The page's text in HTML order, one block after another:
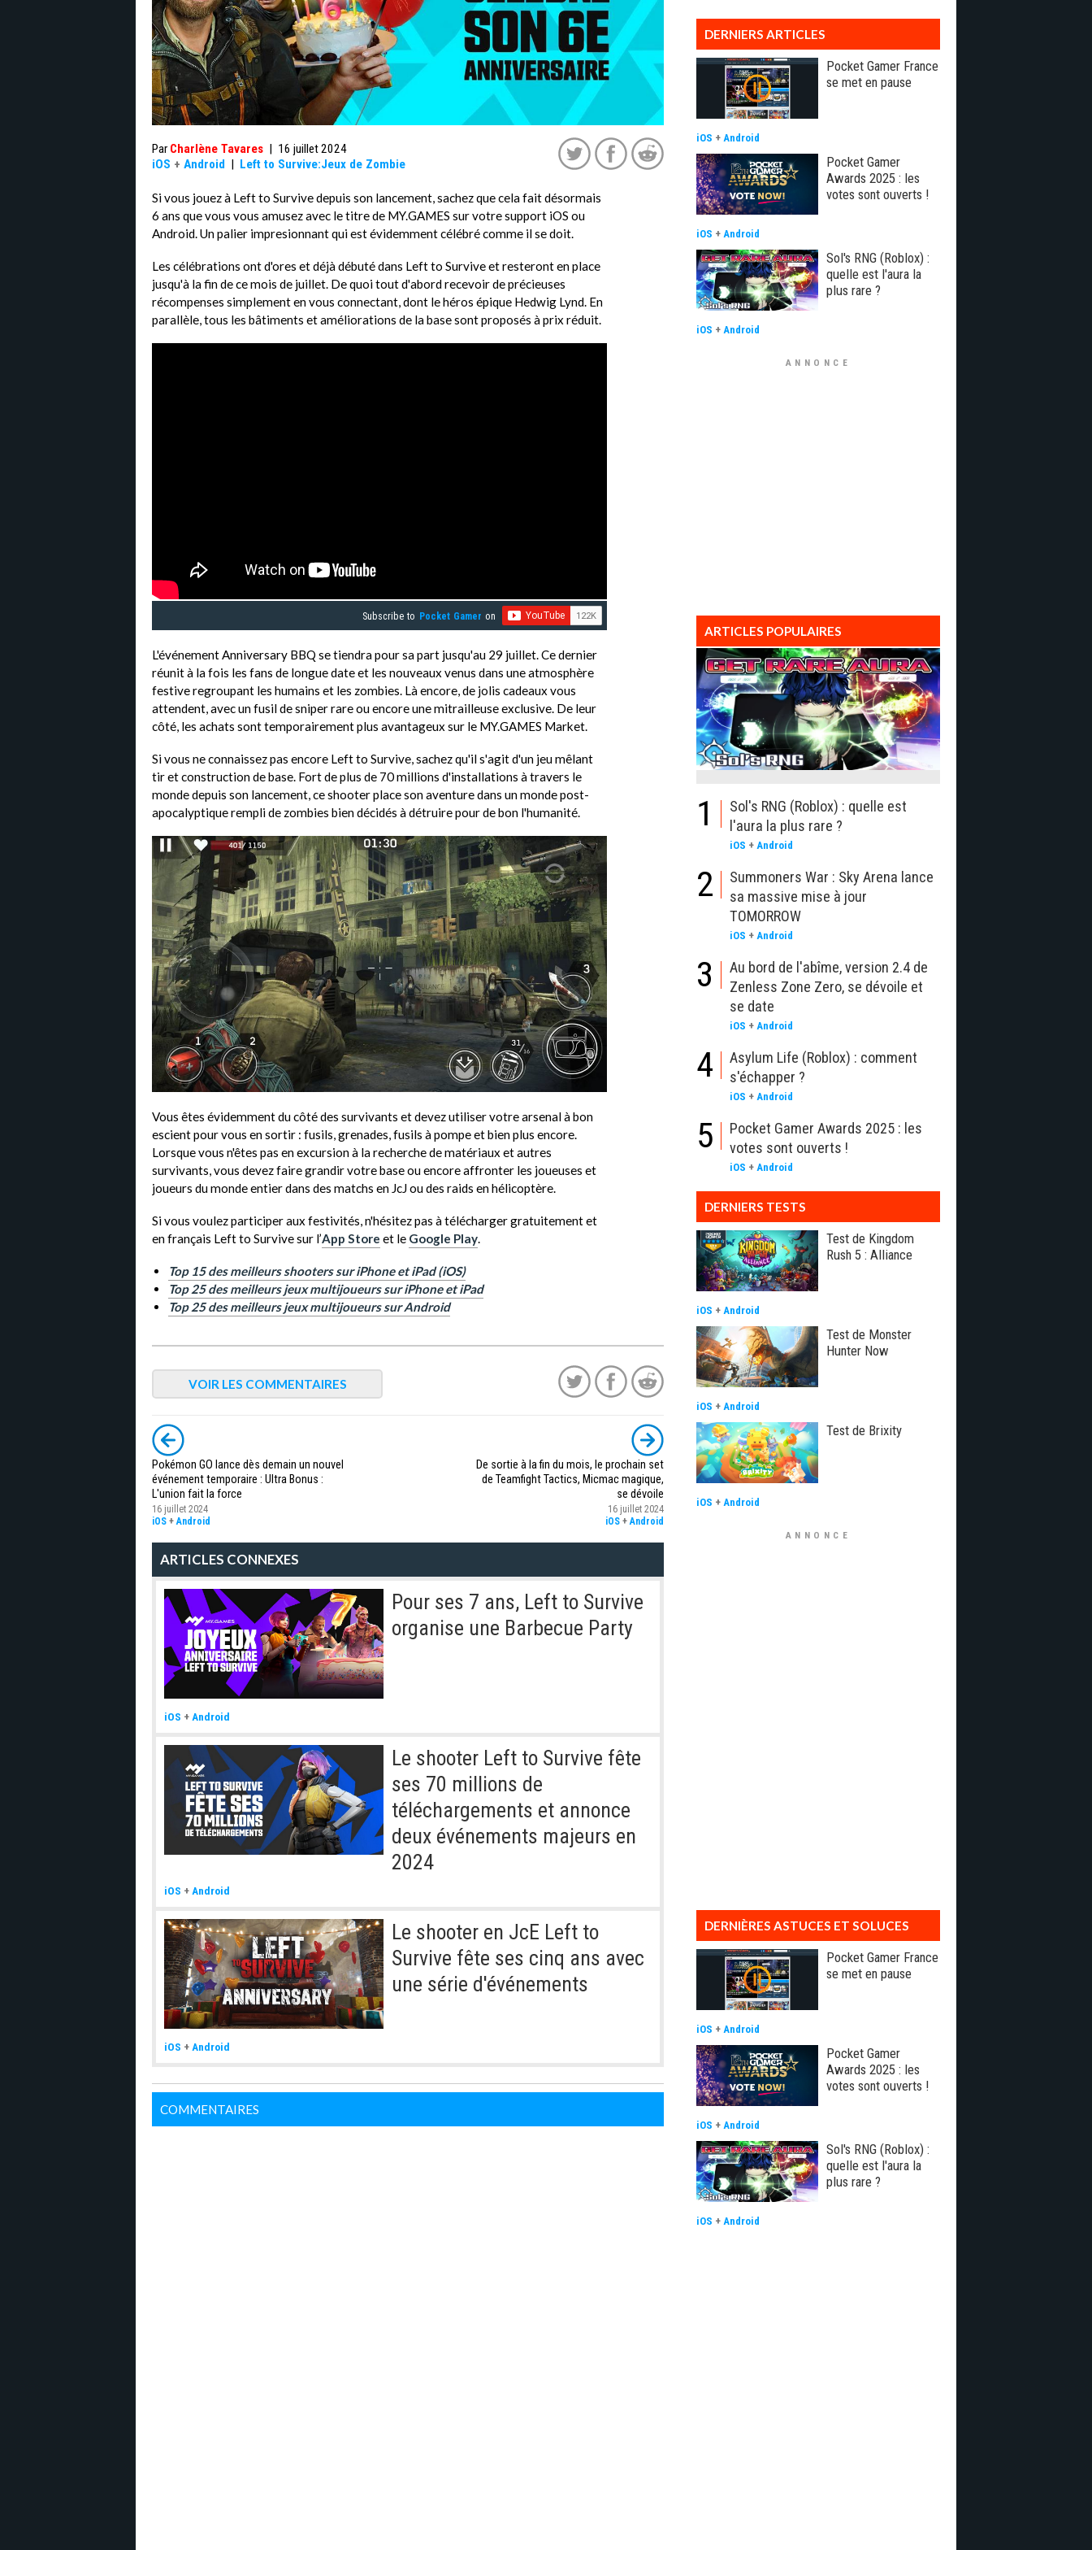
Par Charlène Tavares | 16 juillet 2024
iOS + Android | Left to Survive:Jeux de Zombie
Si vous jouez à Left to Survive depuis son lancement, sachez que cela fait désormais
6 ans que vous vous amusez avec le titre de MY.GAMES sur votre support iOS ou
Android. Un palier impresionnant qui est évidemment célébré comme il se doit.
Les célébrations ont d'ores et déjà débuté dans Left to Survive et resteront en place
jusqu'à la fin de ce mois de juillet. De quoi tout d'abord recevoir de précieuses
récompenses simplement en vous connectant, dont le héros épique Hedwig Lynd. En
parallèle, tous les bâtiments et améliorations de la base sont proposés à prix réduit.
Subscribe to Pocket Gamer on
L'événement Anniversary BBQ se tiendra pour sa part jusqu'au 29 juillet. Ce dernier
réunit à la fois les fans de longue date et les nouveaux venus dans une atmosphère
festive regroupant les humains et les zombies. Là encore, de jolis cadeaux vous
attendent, avec un fusil de sniper rare ou encore une mitrailleuse exclusive. De leur
côté, les achats sont temporairement plus avantageux sur le MY.GAMES Market.
Si vous ne connaissez pas encore Left to Survive, sachez qu'il s'agit d'un jeu mêlant
tir et construction de base. Fort de plus de 70 millions d'installations à travers le
monde depuis son lancement, ce shooter place son aventure dans un monde post-
apocalyptique rempli de zombies bien décidés à détruire pour de bon l'humanité.
Vous êtes évidemment du côté des survivants et devez utiliser votre arsenal à bon
escient pour vous en sortir : fusils, grenades, fusils à pompe et bien plus encore.
Lorsque vous n'êtes pas en excursion à la recherche de matériaux et autres
survivants, vous devez faire grandir votre base ou encore affronter les joueuses et
joueurs du monde entier dans des matchs en JcJ ou des raids en hélicoptère.
Si vous voulez participer aux festivités, n'hésitez pas à télécharger gratuitement et
en français Left to Survive sur l’App Store et le Google Play.
Top 15 des meilleurs shooters sur iPhone et iPad (iOS)
Top 25 des meilleurs jeux multijoueurs sur iPhone et iPad
Top 25 des meilleurs jeux multijoueurs sur Android
VOIR LES COMMENTAIRES
Pokémon GO lance dès demain un nouvel
événement temporaire : Ultra Bonus :
L'union fait la force
16 juillet 2024
iOS + Android
De sortie à la fin du mois, le prochain set
de Teamfight Tactics, Micmac magique,
se dévoile
16 juillet 2024
iOS + Android
ARTICLES CONNEXES
Pour ses 7 ans, Left to Survive
organise une Barbecue Party
iOS + Android
Le shooter Left to Survive fête
ses 70 millions de
téléchargements et annonce
deux événements majeurs en
2024
iOS + Android
Le shooter en JcE Left to
Survive fête ses cinq ans avec
une série d'événements
iOS + Android
COMMENTAIRES
DERNIERS ARTICLES
Pocket Gamer France
se met en pause
iOS + Android
Pocket Gamer
Awards 2025 : les
votes sont ouverts !
iOS + Android
Sol's RNG (Roblox) :
quelle est l'aura la
plus rare ?
iOS + Android
ANNONCE
ARTICLES POPULAIRES
1
Sol's RNG (Roblox) : quelle est
l'aura la plus rare ?
iOS + Android
2
Summoners War : Sky Arena lance
sa massive mise à jour
TOMORROW
iOS + Android
3
Au bord de l'abîme, version 2.4 de
Zenless Zone Zero, se dévoile et
se date
iOS + Android
4
Asylum Life (Roblox) : comment
s'échapper ?
iOS + Android
5
Pocket Gamer Awards 2025 : les
votes sont ouverts !
iOS + Android
DERNIERS TESTS
Test de Kingdom
Rush 5 : Alliance
iOS + Android
Test de Monster
Hunter Now
iOS + Android
Test de Brixity
iOS + Android
ANNONCE
DERNIÈRES ASTUCES ET SOLUCES
Pocket Gamer France
se met en pause
iOS + Android
Pocket Gamer
Awards 2025 : les
votes sont ouverts !
iOS + Android
Sol's RNG (Roblox) :
quelle est l'aura la
plus rare ?
iOS + Android